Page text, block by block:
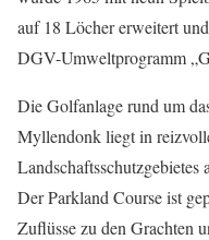
auf 18 Löcher erweitert
DGV-Umweltprogramm
Die Golfanlage rund um
Myllendonk liegt in
Der Parkland Course ist
Zuflüsse zu den Grachten